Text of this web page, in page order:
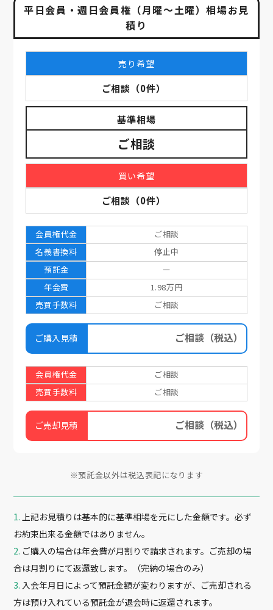
平日会員・週日会員権（月曜～土曜）相場お見
積り
売り希望
ご相談 （0件）
基準相場
ご相談
買い希望
ご相談 （0件）
会員権代金
名義書換料
預託金
年会費
売買手数料
ご相談
停止中
ー
1.98万円
ご相談
ご購入見積 ご相談（税込）
会員権代金
売買手数料
ご相談
ご相談
ご売却見積 ご相談（税込）
※預託金以外は税込表記になります
上記お見積りは基本的に基準相場を元にした金額です。必ず
お約束出来る金額ではありません。
ご購入の場合は年会費が月割りで請求されます。ご売却の場
合は月割りにて返還致します。（完納の場合のみ）
入会年月日によって預託金額が変わりますが、ご売却される
方は預け入れている預託金が退会時に返還されます。